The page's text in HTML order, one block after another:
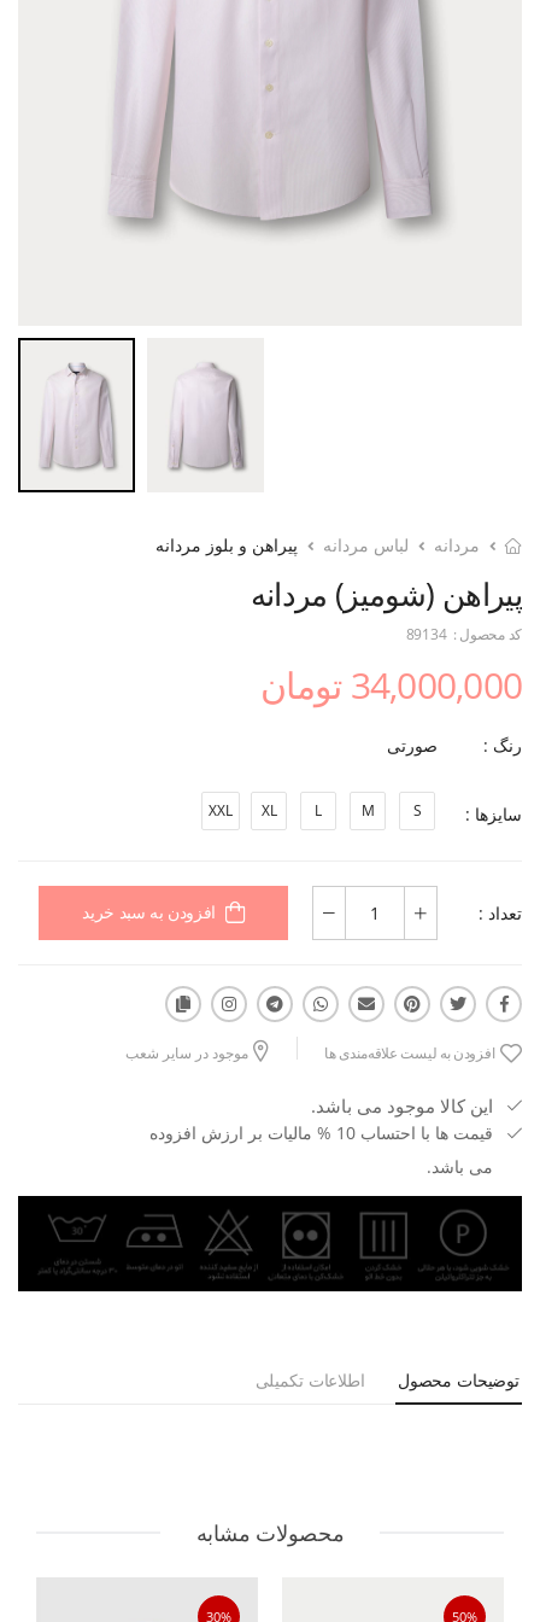
مردانه لباس مردانه پیراهن و بلوز مردانه
پیراهن (شومیز) مردانه
کد محصول : 89134
34,000,000 تومان
رنگ : صورتی
سایزها : S
M
L
XL
XXL
تعداد : افزودن به سبد خرید
افزودن به لیست علاقه‌مندی ها موجود در سایر شعب
این کالا موجود می باشد.
قیمت ها با احتساب 10 % مالیات بر ارزش افزوده
می باشد.
توضیحات محصول اطلاعات تکمیلی
محصولات مشابه
50%
30%